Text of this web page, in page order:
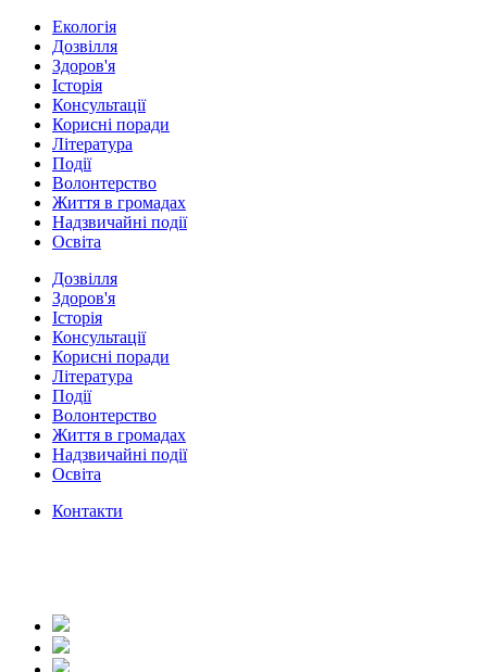
Екологія
Дозвілля
Здоров'я
Історія
Консультації
Корисні поради
Література
Події
Волонтерство
Життя в громадах
Надзвичайні події
Освіта
Дозвілля
Здоров'я
Історія
Консультації
Корисні поради
Література
Події
Волонтерство
Життя в громадах
Надзвичайні події
Освіта
Контакти